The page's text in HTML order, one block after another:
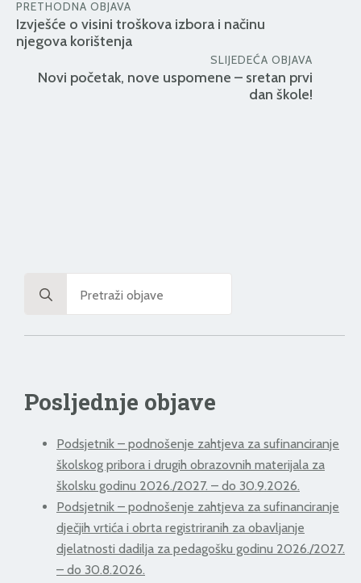
PRETHODNA OBJAVA
Izvješće o visini troškova izbora i načinu
njegova korištenja
SLIJEDEĆA OBJAVA
Novi početak, nove uspomene – sretan prvi
dan škole!
for:
Posljednje objave
Podsjetnik – podnošenje zahtjeva za sufinanciranje
školskog pribora i drugih obrazovnih materijala za
školsku godinu 2026./2027. – do 30.9.2026.
Podsjetnik – podnošenje zahtjeva za sufinanciranje
dječjih vrtića i obrta registriranih za obavljanje
djelatnosti dadilja za pedagošku godinu 2026./2027.
– do 30.8.2026.